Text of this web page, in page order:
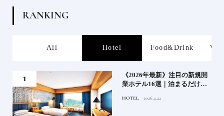
RANKING
All Hotel Food&Drink
《2026年最新》注目の新規開
業ホテル16選｜泊まるだけで
ル
HOTEL 2026.4.22